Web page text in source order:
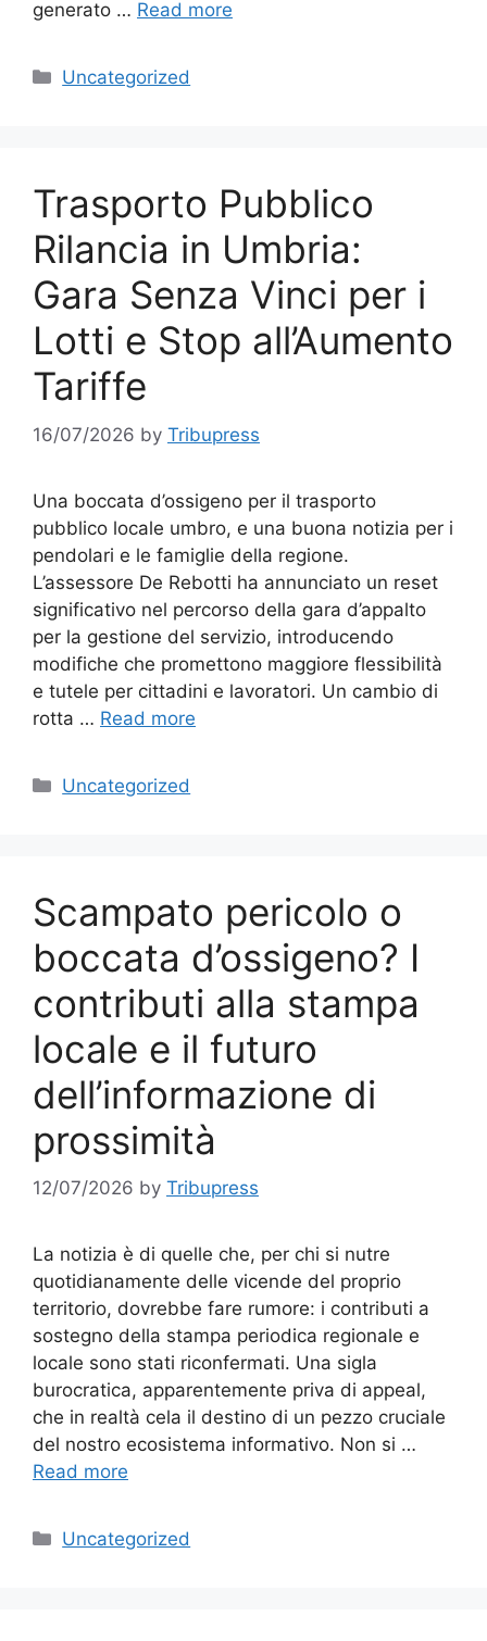
generato … Read more
Categories
Uncategorized
Trasporto Pubblico
Rilancia in Umbria:
Gara Senza Vinci per i
Lotti e Stop all’Aumento
Tariffe
16/07/2026 by Tribupress
Una boccata d’ossigeno per il trasporto
pubblico locale umbro, e una buona notizia per i
pendolari e le famiglie della regione.
L’assessore De Rebotti ha annunciato un reset
significativo nel percorso della gara d’appalto
per la gestione del servizio, introducendo
modifiche che promettono maggiore flessibilità
e tutele per cittadini e lavoratori. Un cambio di
rotta … Read more
Categories
Uncategorized
Scampato pericolo o
boccata d’ossigeno? I
contributi alla stampa
locale e il futuro
dell’informazione di
prossimità
12/07/2026 by Tribupress
La notizia è di quelle che, per chi si nutre
quotidianamente delle vicende del proprio
territorio, dovrebbe fare rumore: i contributi a
sostegno della stampa periodica regionale e
locale sono stati riconfermati. Una sigla
burocratica, apparentemente priva di appeal,
che in realtà cela il destino di un pezzo cruciale
del nostro ecosistema informativo. Non si …
Read more
Categories
Uncategorized